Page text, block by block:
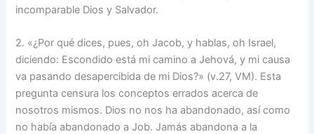
incomparable Dios y Salvador.
2. «¿Por qué dices, pues, oh Jacob, y hablas, oh Israel,
diciendo: Escondido está mi camino a Jehová, y mi causa
va pasando desapercibida de mi Dios?» (v.27, VM). Esta
pregunta censura los conceptos errados acerca de
nosotros mismos. Dios no nos ha abandonado, así como
no había abandonado a Job. Jamás abandona a la